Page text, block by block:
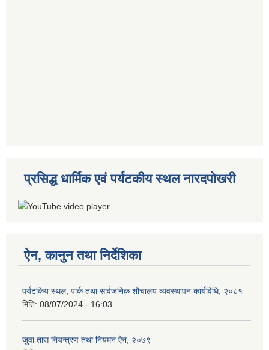
प्रसिद्ध धार्मिक एवं पर्यटकीय स्थल नारदपोखरी
ऐन, कानुन तथा निर्देशिका
पर्यटकिय स्थल, पार्क तथा सार्वजनिक शौचालय व्यवस्थापन कार्यविधि, २०८१
मिति: 08/07/2024 - 16:03
जुवा तास नियन्त्रण तथा नियमन ऐन, २०७९